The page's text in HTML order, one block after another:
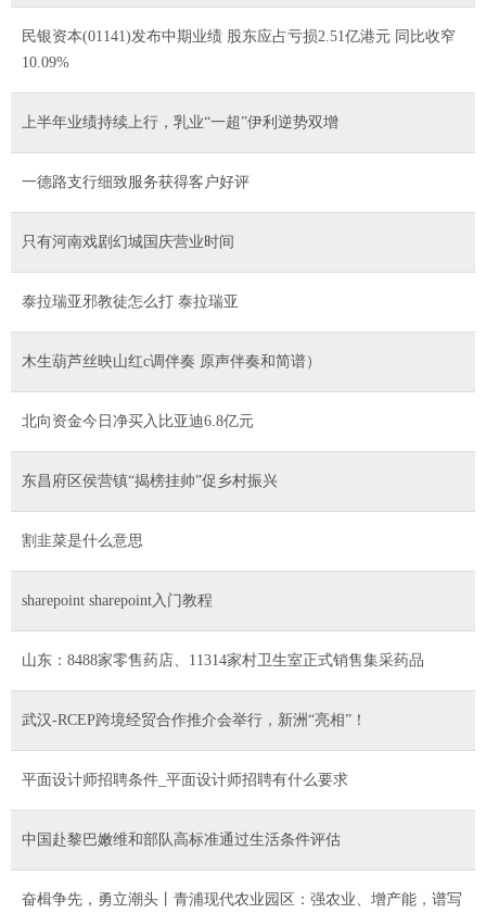
民银资本(01141)发布中期业绩 股东应占亏损2.51亿港元 同比收窄
10.09%
上半年业绩持续上行，乳业“一超”伊利逆势双增
一德路支行细致服务获得客户好评
只有河南戏剧幻城国庆营业时间
泰拉瑞亚邪教徒怎么打 泰拉瑞亚
木生葫芦丝映山红c调伴奏 原声伴奏和简谱）
北向资金今日净买入比亚迪6.8亿元
东昌府区侯营镇“揭榜挂帅”促乡村振兴
割韭菜是什么意思
sharepoint sharepoint入门教程
山东：8488家零售药店、11314家村卫生室正式销售集采药品
武汉-RCEP跨境经贸合作推介会举行，新洲“亮相”！
平面设计师招聘条件_平面设计师招聘有什么要求
中国赴黎巴嫩维和部队高标准通过生活条件评估
奋楫争先，勇立潮头丨青浦现代农业园区：强农业、增产能，谱写